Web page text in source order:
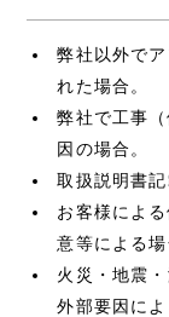
弊社以外で
れた場合。
弊社で工事
因の場合。
取扱説明書
お客様によ
意等による場
火災・地震
外部要因によ